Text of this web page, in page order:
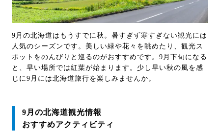
9月の北海道はもうすでに秋。暑すぎず寒すぎない観光には
人気のシーズンです。美しい緑や花々を眺めたり、観光ス
ポットをのんびりと巡るのがおすすめです。9月下旬になる
と、早い場所では紅葉が始まります。少し早い秋の風を感
じに9月には北海道旅行を楽しみませんか。
9月の北海道観光情報
おすすめアクティビティ